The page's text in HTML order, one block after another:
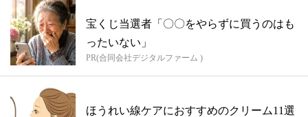
宝くじ当選者「〇〇をやらずに買うのはも
ったいない」
PR(合同会社デジタルファーム )
ほうれい線ケアにおすすめのクリーム11選